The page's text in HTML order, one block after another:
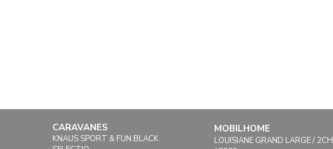
CARAVANES
KNAUS SPORT & FUN BLACK
MOBILHOME
LOUISIANE GRAND LARGE / 2CH